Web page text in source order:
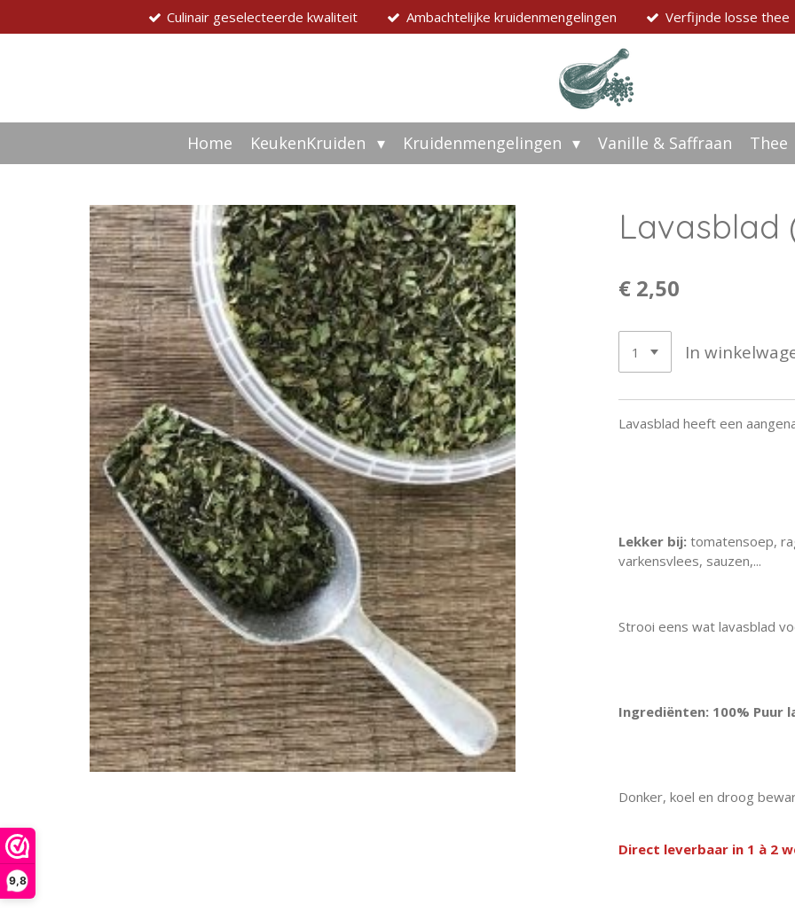
9,8
direct
Culinair geselecteerde kwaliteit Ambachtelijke kruidenmengelingen Verfijnde losse thee
Home KeukenKruiden Kruidenmengelingen Vanille & Saffraan Thee
Lavasblad
€ 2,50
In
Lavasblad heeft een
Lekker bij: tomatensoep,
varkensvlees, sauzen,...
Strooi eens wat lavasblad
Ingrediënten: 100% Puur
Donker, koel en droog
Direct leverbaar in 1 à 2